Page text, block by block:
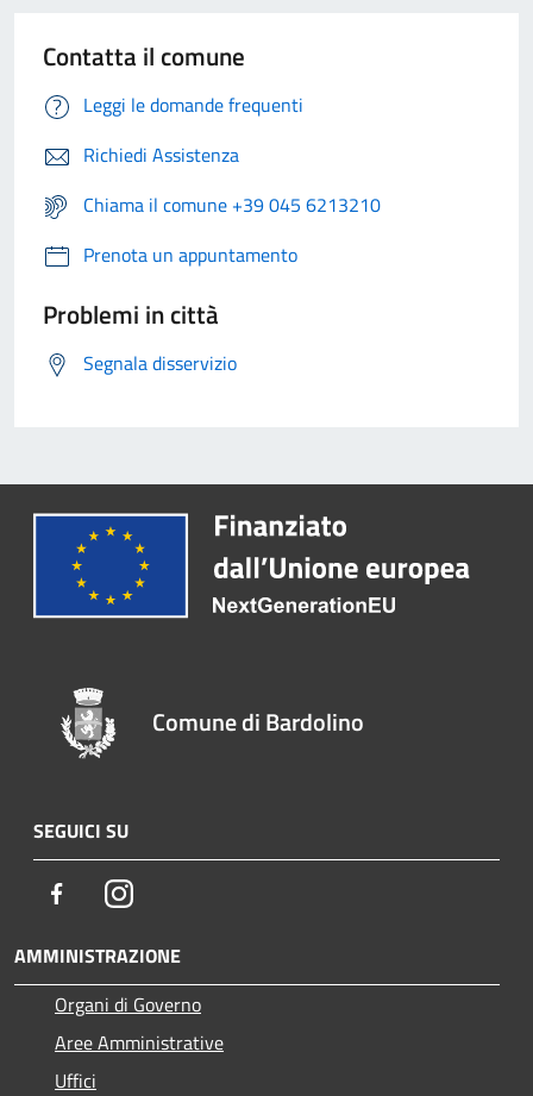
Contatta il comune
Leggi le domande frequenti
Richiedi Assistenza
Chiama il comune +39 045 6213210
Prenota un appuntamento
Problemi in città
Segnala disservizio
Comune di Bardolino
SEGUICI SU
FacebookInstagram
AMMINISTRAZIONE
Organi di Governo
Aree Amministrative
Uffici